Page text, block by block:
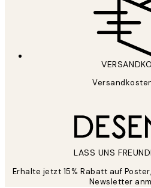
LASS UNS
Erhalte jetzt 15% Rabatt auf
Newsletter